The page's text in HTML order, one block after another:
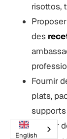
risottos,
des
Fournir
plats,
Animer
English